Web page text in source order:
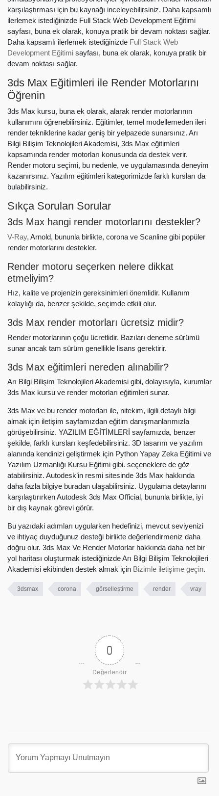
karşılaştırması için bu kaynağı inceleyebilirsiniz. Daha kapsamlı
ilerlemek istediğinizde Full Stack Web Development Eğitimi
sayfası, buna ek olarak, konuya pratik bir devam noktası sağlar.
Daha kapsamlı ilerlemek istediğinizde Full Stack Web
Development Eğitimi sayfası, buna ek olarak, konuya pratik bir
devam noktası sağlar.
3ds Max Eğitimleri ile Render Motorlarını
Öğrenin
3ds Max kursu, buna ek olarak, alarak render motorlarının
kullanımını öğrenebilirsiniz. Eğitimler, temel modellemeden ileri
render tekniklerine kadar geniş bir yelpazede sunarsınız. Arı
Bilgi Bilişim Teknolojileri Akademisi, 3ds Max eğitimleri
kapsamında render motorları konusunda da destek verir.
Render motoru seçimi, bu nedenle, ve uygulamasında deneyim
kazanırsınız. Yazılım eğitimleri kategorimizde farklı kursları da
bulabilirsiniz.
Sıkça Sorulan Sorular
3ds Max hangi render motorlarını destekler?
V-Ray, Arnold, bununla birlikte, corona ve Scanline gibi popüler
render motorlarını destekler.
Render motoru seçerken nelere dikkat
etmeliyim?
Hız, kalite ve projenizin gereksinimleri önemlidir. Kullanım
kolaylığı da, benzer şekilde, seçimde etkili olur.
3ds Max render motorları ücretsiz midir?
Render motorlarının çoğu ücretlidir. Bazıları deneme sürümü
sunar ancak tam sürüm genellikle lisans gerektirir.
3ds Max eğitimleri nereden alınabilir?
Arı Bilgi Bilişim Teknolojileri Akademisi gibi, dolayısıyla, kurumlar
3ds Max kursu ve render motorları eğitimleri sunar.
3ds Max ve bu render motorları ile, nitekim, ilgili detaylı bilgi
almak için iletişim sayfamızdan eğitim danışmanlarımızla
görüşebilirsiniz. YAZILIM EĞİTİMLERİ sayfamızda, benzer
şekilde, farklı kursları keşfedebilirsiniz. 3D tasarım ve yazılım
alanında kendinizi geliştirmek için Python Yapay Zeka Eğitimi ve
Yazılım Uzmanlığı Kursu Eğitimi gibi. seçeneklere de göz
atabilirsiniz. Autodesk’in resmi sitesinde 3ds Max hakkında
daha fazla bilgiye buradan ulaşabilirsiniz. Uygulama detaylarını
karşılaştırırken Autodesk 3ds Max Official, bununla birlikte, iyi
bir dış kaynak görevi görür.
Bu yazıdaki adımları uygularken hedefinizi, mevcut seviyenizi
ve ihtiyaç duyduğunuz desteği birlikte değerlendirmeniz daha
doğru olur. 3ds Max Ve Render Motorlar hakkında daha net bir
yol haritası oluşturmak istediğinizde Arı Bilgi Bilişim Teknolojileri
Akademisi ekibinden destek almak için Bizimle iletişime geçin.
3dsmax corona görselleştirme render vray
0
Değerlendir